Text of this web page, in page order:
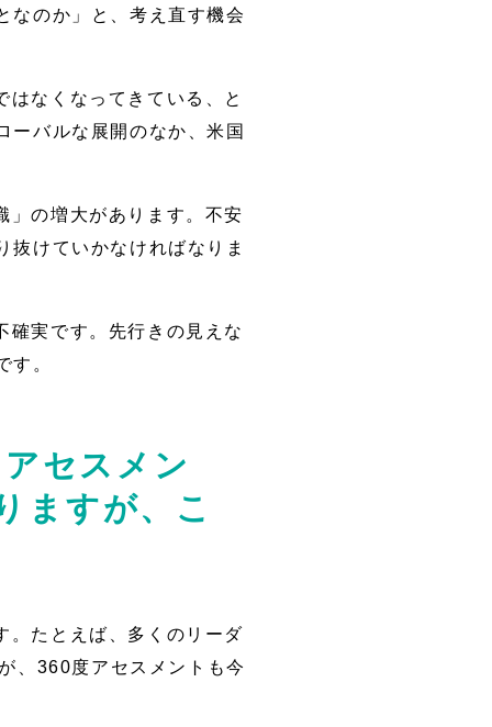
なのか」と、考え直す機会
なくなってきている、と
ーバルな展開のなか、米国
」の増大があります。不安
抜けていかなければなりま
確実です。先行きの見えな
す。
セスメン
ますが、こ
。たとえば、多くのリーダ
、360度アセスメントも今